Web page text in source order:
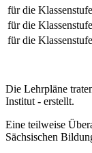
für die
für die
für die
Die Lehrpläne
Institut - erstellt.
Eine teilweise
Sächsischen